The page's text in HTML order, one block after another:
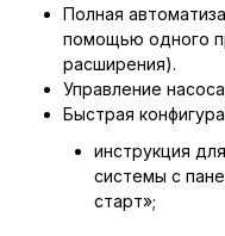
Полная
помощью одного
расширения).
Управление
Быстрая
инструкция
системы с
старт»;